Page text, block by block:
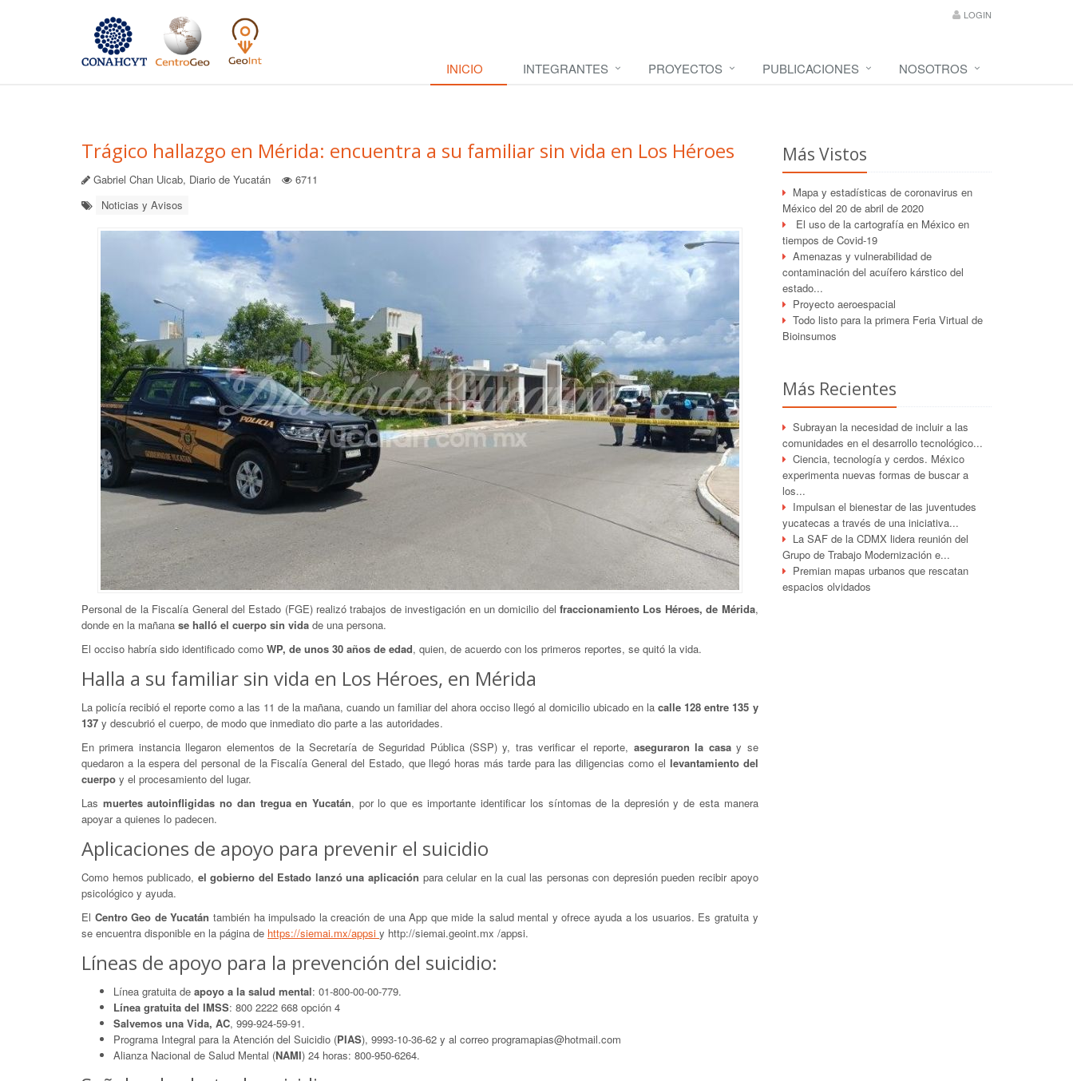
LOGIN
INICIO INTEGRANTES PROYECTOS PUBLICACIONES NOSOTROS
Trágico hallazgo en Mérida: encuentra a su familiar sin vida en Los Héroes
Gabriel Chan Uicab, Diario de Yucatán
6711
Noticias y Avisos
Personal de la Fiscalía General del Estado (FGE) realizó trabajos de investigación en un domicilio del fraccionamiento Los Héroes, de Mérida,
donde en la mañana se halló el cuerpo sin vida de una persona.
El occiso habría sido identificado como WP, de unos 30 años de edad, quien, de acuerdo con los primeros reportes, se quitó la vida.
Halla a su familiar sin vida en Los Héroes, en Mérida
La policía recibió el reporte como a las 11 de la mañana, cuando un familiar del ahora occiso llegó al domicilio ubicado en lacalle 128 entre 135 y
137 y descubrió el cuerpo, de modo que inmediato dio parte a las autoridades.
En primera instancia llegaron elementos de la Secretaría de Seguridad Pública (SSP) y, tras verificar el reporte, aseguraron la casay se
quedaron a la espera del personal de la Fiscalía General del Estado, que llegó horas más tarde para las diligencias como el levantamiento del
cuerpo y el procesamiento del lugar.
Las muertes autoinfligidas no dan tregua en Yucatán, por lo que es importante identificar los síntomas de la depresión y de esta manera
apoyar a quienes lo padecen.
Aplicaciones de apoyo para prevenir el suicidio
Como hemos publicado, el gobierno del Estado lanzó una aplicación para celular en la cual las personas con depresión pueden recibir apoyo
psicológico y ayuda.
El Centro Geo de Yucatán también ha impulsado la creación de una App que mide la salud mental y ofrece ayuda a los usuarios. Es gratuita y
se encuentra disponible en la página de https://siemai.mx/appsi y http://siemai.geoint.mx /appsi.
Líneas de apoyo para la prevención del suicidio:
Línea gratuita de apoyo a la salud mental: 01-800-00-00-779.
Línea gratuita del IMSS: 800 2222 668 opción 4
Salvemos una Vida, AC, 999-924-59-91.
Programa Integral para la Atención del Suicidio (PIAS), 9993-10-36-62 y al correo programapias@hotmail.com
Alianza Nacional de Salud Mental (NAMI) 24 horas: 800-950-6264.
Más Vistos
Mapa y estadísticas de coronavirus en
México del 20 de abril de 2020
El uso de la cartografía en México en
tiempos de Covid-19
Amenazas y vulnerabilidad de
contaminación del acuífero kárstico del
estado...
Proyecto aeroespacial
Todo listo para la primera Feria Virtual de
Bioinsumos
Más Recientes
Subrayan la necesidad de incluir a las
comunidades en el desarrollo tecnológico...
Ciencia, tecnología y cerdos. México
experimenta nuevas formas de buscar a
los...
Impulsan el bienestar de las juventudes
yucatecas a través de una iniciativa...
La SAF de la CDMX lidera reunión del
Grupo de Trabajo Modernización e...
Premian mapas urbanos que rescatan
espacios olvidados